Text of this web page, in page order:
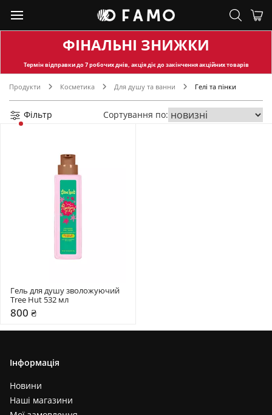
ФІНАЛЬНІ ЗНИЖКИ
Термін відправкидо 7 робочих днів, акція діє до закінчення акційних товарів
Продукти Косметика Для душу та ванни Гелі та пінки
Фільтр Сортування по:
Гель для душу зволожуючий
Tree Hut 532 мл
800 ₴
Інформація
Новини
Наші магазини